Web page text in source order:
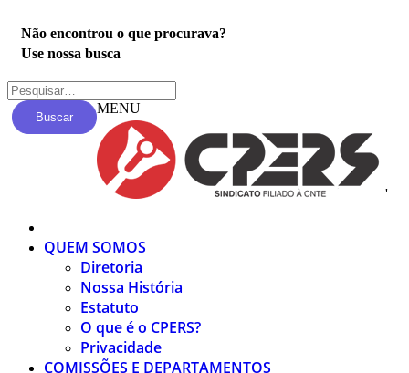
Não encontrou o que procurava?
Use nossa busca
Buscar
MENU
'
QUEM SOMOS
Diretoria
Nossa História
Estatuto
O que é o CPERS?
Privacidade
COMISSÕES E DEPARTAMENTOS